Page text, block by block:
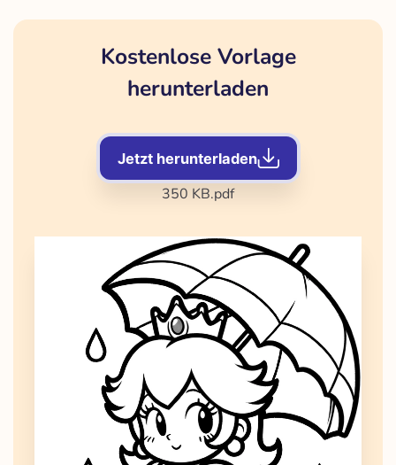
Kostenlose Vorlage
herunterladen
Jetzt herunterladen
350 KB.pdf